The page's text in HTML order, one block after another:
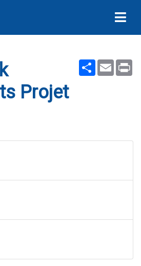
ShareEmail
Projet